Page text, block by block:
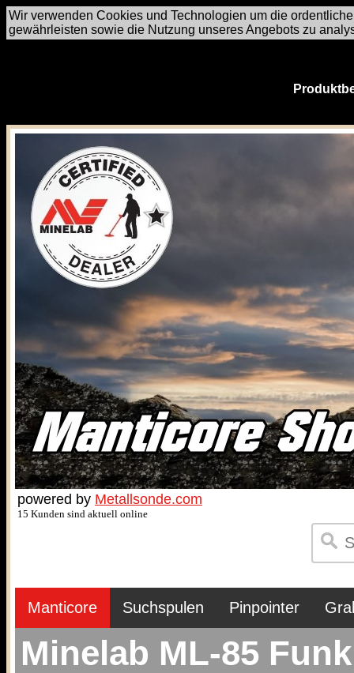
Wir verwenden Cookies und Technologien um die
gewährleisten sowie die Nutzung unseres Angebots zu
powered by Metallsonde.com
15 Kunden sind aktuell online
Manticore Suchspulen Pinpointer
Minelab ML-85